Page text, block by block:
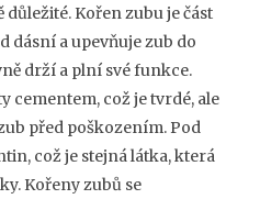
Kořen zubu je část
dásní a upevňuje zub do
drží a plní své funkce.
cementem, což je tvrdé, ale
před poškozením. Pod
což je stejná látka, která
Kořeny zubů se